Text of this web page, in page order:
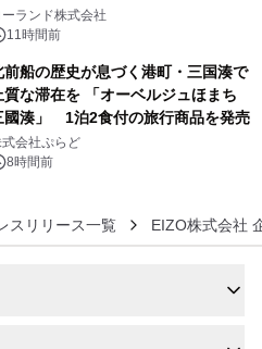
展示しての 記念キャンペーンを開
英国ラジオ「NTS」の 特別プログ
ーティストを フィーチャーしたアニ
ーションを公開～
ーランド株式会社
11時間前
前船の歴史が息づく港町・三国湊で
質な滞在を 「オーベルジュほまち
國湊」 1泊2食付の旅行商品を発売
会社ぷらど
8時間前
スリリース一覧 EIZO株式会社